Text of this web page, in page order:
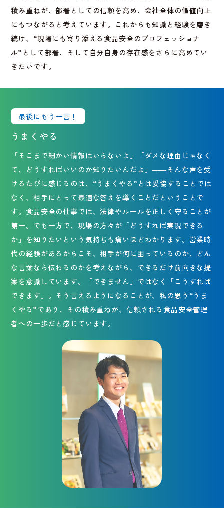
積み重ねが、部署としての信頼を高め、会社全体の価値向上
にもつながると考えています。これからも知識と経験を磨き
続け、“現場にも寄り添える食品安全のプロフェッショナ
ル”として部署、そして自分自身の存在感をさらに高めてい
きたいです。
最後にもう一言！
うまくやる
「そこまで細かい情報はいらないよ」「ダメな理由じゃなく
て、どうすればいいのか知りたいんだよ」――そんな声を受
けるたびに感じるのは、“うまくやる”とは妥協することでは
なく、相手にとって最適な答えを導くことだということで
す。食品安全の仕事では、法律やルールを正しく守ることが
第一。でも一方で、現場の方々が「どうすれば実現できる
か」を知りたいという気持ちも痛いほどわかります。営業時
代の経験があるからこそ、相手が何に困っているのか、どん
な言葉なら伝わるのかを考えながら、できるだけ前向きな提
案を意識しています。「できません」ではなく「こうすれば
できます」。そう言えるようになることが、私の思う“うま
くやる”であり、その積み重ねが、信頼される食品安全管理
者への一歩だと感じています。